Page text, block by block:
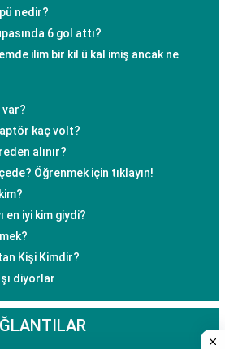
nedir?
6 gol attı?
ilim bir kil ü kal imiş ancak ne
var?
kaç volt?
alınır?
Öğrenmek için tıklayın!
en iyi kim giydi?
Kişi Kimdir?
diyorlar